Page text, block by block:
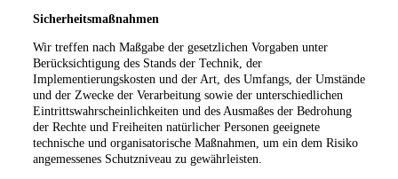
Sicherheitsmaßnahmen
Wir treffen nach Maßgabe der gesetzlichen Vorgaben unter
Berücksichtigung des Stands der Technik, der
Implementierungskosten und der Art, des Umfangs, der Umstände
und der Zwecke der Verarbeitung sowie der unterschiedlichen
Eintrittswahrscheinlichkeiten und des Ausmaßes der Bedrohung
der Rechte und Freiheiten natürlicher Personen geeignete
technische und organisatorische Maßnahmen, um ein dem Risiko
angemessenes Schutzniveau zu gewährleisten.